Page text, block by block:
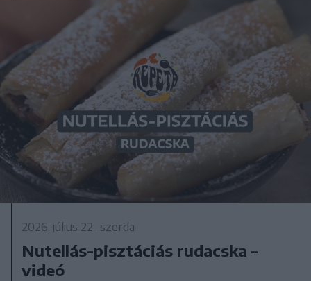
2026. július 22., szerda
Nutellás-pisztáciás rudacska –
videó